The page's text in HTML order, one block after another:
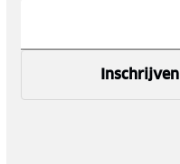
Inschrijven